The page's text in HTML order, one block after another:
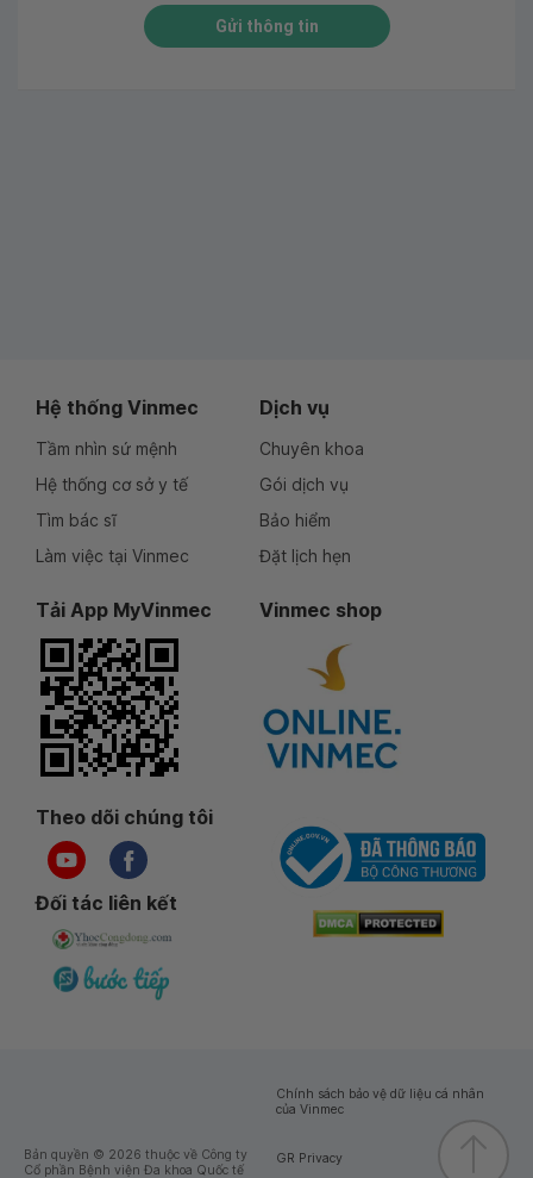
Gửi thông tin
Hệ thống Vinmec
Tầm nhìn sứ mệnh
Hệ thống cơ sở y tế
Tìm bác sĩ
Làm việc tại Vinmec
Dịch vụ
Chuyên khoa
Gói dịch vụ
Bảo hiểm
Đặt lịch hẹn
Tải App MyVinmec Vinmec shop
Theo dõi chúng tôi
Đối tác liên kết
Bản quyền © 2026 thuộc về Công ty
Cổ phần Bệnh viện Đa khoa Quốc tế
Chính sách bảo vệ dữ liệu cá nhân
của Vinmec
GR Privacy